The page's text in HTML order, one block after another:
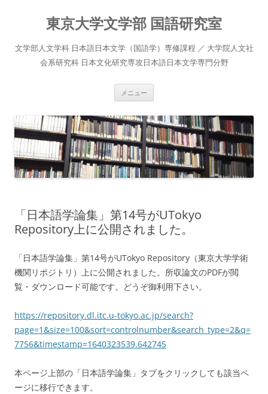
へ
ス
東京大学文学部 国語研究室
文学部人文学科 日本語日本文学（国語学）専修課程 ／ 大学院人文社
会系研究科 日本文化研究専攻日本語日本文学専門分野
メニュー
「日本語学論集」第14号がUTokyo
Repository上に公開されました。
「日本語学論集」第14号がUTokyo Repository（東京大学学術
機関リポジトリ）上に公開されました。所収論文のPDFが閲
覧・ダウンロード可能です。どうぞ御利用下さい。
https://repository.dl.itc.u-tokyo.ac.jp/search?
page=1&size=100&sort=controlnumber&search_type=2&q=
7756&timestamp=1640323539.642745
本ページ上部の「日本語学論集」タブをクリックしても該当ペ
ージに移行できます。